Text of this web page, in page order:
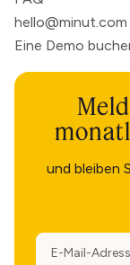
hello@minut.com
Eine Demo
und bleiben